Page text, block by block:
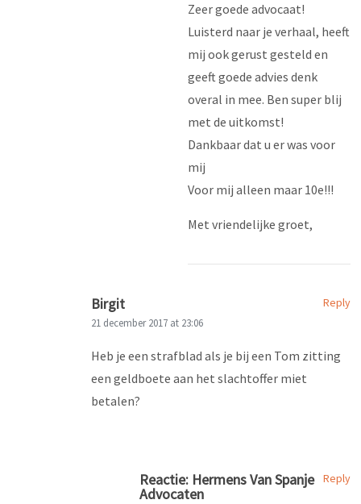
Zeer goede advocaat!
Luisterd naar je verhaal, heeft
mij ook gerust gesteld en
geeft goede advies denk
overal in mee. Ben super blij
met de uitkomst!
Dankbaar dat u er was voor
mij
Voor mij alleen maar 10e!!!
Met vriendelijke groet,
Reply
Birgit
21 december 2017 at 23:06
Heb je een strafblad als je bij een Tom zitting
een geldboete aan het slachtoffer miet
betalen?
Reply
Reactie: Hermens Van Spanje
Advocaten